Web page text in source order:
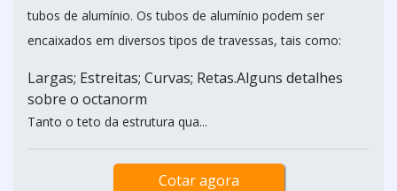
tubos de alumínio. Os tubos de alumínio podem ser
encaixados em diversos tipos de travessas, tais como:
Largas; Estreitas; Curvas; Retas.Alguns detalhes
sobre o octanorm
Tanto o teto da estrutura qua...
Cotar agora